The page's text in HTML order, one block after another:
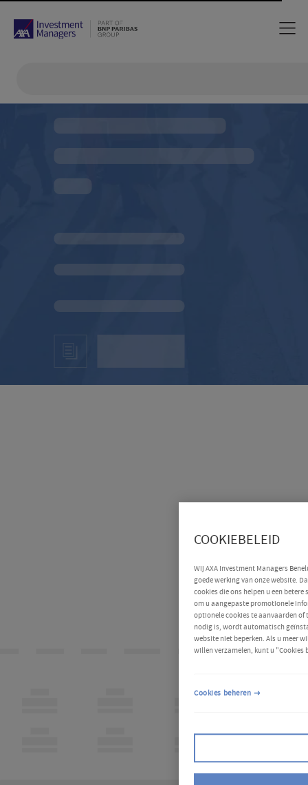
COOKIEBELEID
Wij AXA Investment Managers
goede werking van onze website.
cookies die ons helpen u een
om u aangepaste promotionele
optionele cookies te aanvaarden of
nodig is, wordt automatisch
website niet beperken. Als u meer
willen verzamelen, kunt u "Cookies
Cookies beheren